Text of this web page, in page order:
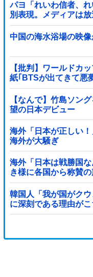
パヨ「れいわ信者、
別表現。メディアは
中国の海水浴場の映像
【批判】ワールドカ
紙｢BTSが出てきて悪
【なんで】竹島ソン
望の日本デビュー
海外「日本が正しい
海外が大騒ぎ
海外「日本は戦勝国
き様に各国から称賛の
韓国人「我が国がク
に深刻である理由が
（ブルブル」＝韓国